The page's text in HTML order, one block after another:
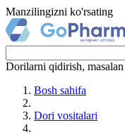
Manzilingizni ko'rsating
Dorilarni qidirish, masalan
Bosh sahifa
Dori vositalari